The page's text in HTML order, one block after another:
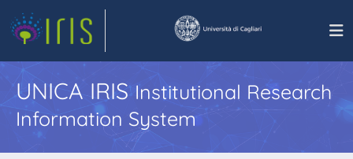
UNICA IRISInstitutional Research
Information System